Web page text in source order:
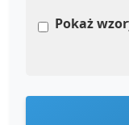
Pokaż